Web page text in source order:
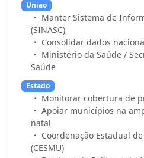
Uniao
Manter Sistema de
(SINASC)
Consolidar dados
Ministério da Saúde /
Saúde
Estado
Monitorar cobertura de
Apoiar municípios na
natal
Coordenação Estadual
(CESMU)